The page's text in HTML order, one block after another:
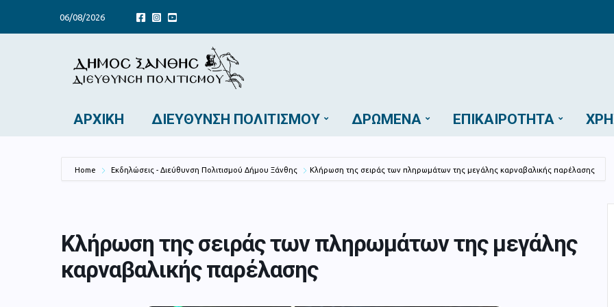
06/08/2026
ΑΡΧΙΚΉ ΔΙΕΎΘΥΝΣΗ ΠΟΛΙΤΙΣΜΟΎ ΔΡΏΜΕΝΑ ΕΠΙΚΑΙΡΌΤΗΤΑ
Home Εκδηλώσεις - Διεύθυνση Πολιτισμού Δήμου Ξάνθης Κλήρωση της σειράς των πληρωμάτων της μεγάλης καρναβαλικής παρέλασης
Κλήρωση της σειράς των πληρωμάτων της μεγάλης
καρναβαλικής παρέλασης